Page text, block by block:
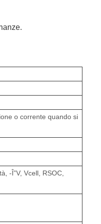
o corrente quando si
-Î”V, Vcell, RSOC,